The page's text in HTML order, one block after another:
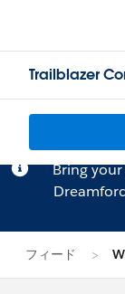
Trailblazer
Bring
フィード